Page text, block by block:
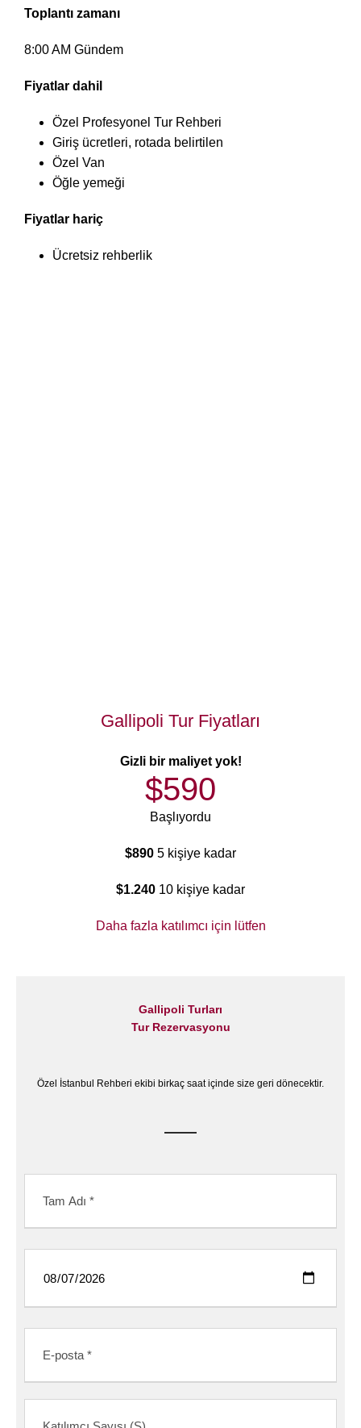
Toplantı zamanı
8:00 AM Gündem
Fiyatlar dahil
Özel Profesyonel Tur Rehberi
Giriş ücretleri, rotada belirtilen
Özel Van
Öğle yemeği
Fiyatlar hariç
Ücretsiz rehberlik
Gallipoli Tur Fiyatları
Gizli bir maliyet yok!
$590
Başlıyordu
$890 5 kişiye kadar
$1.240 10 kişiye kadar
Daha fazla katılımcı için lütfen
Gallipoli Turları
Tur Rezervasyonu
Özel İstanbul Rehberi ekibi birkaç saat içinde size geri dönecektir.